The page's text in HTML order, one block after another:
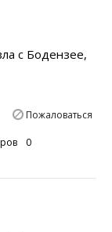
с Бодензее,
Пожаловаться
0